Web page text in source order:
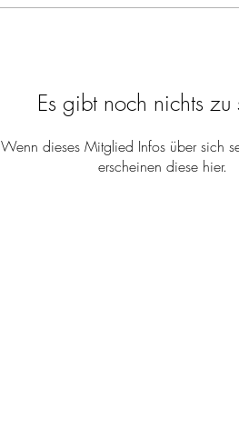
Es gibt noch nichts zu
Wenn dieses Mitglied Infos über sich
erscheinen diese hier.